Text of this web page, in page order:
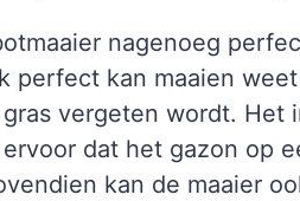
nagenoeg
perfect kan maaien
vergeten wordt. Het
dat het gazon op
kan de maaier